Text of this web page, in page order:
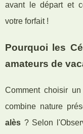
avant le départ et
votre forfait !
Pourquoi les
amateurs de
Comment choisir
combine nature
alès ? Selon